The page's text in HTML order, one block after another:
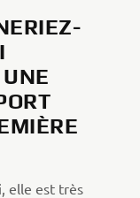
elle est très